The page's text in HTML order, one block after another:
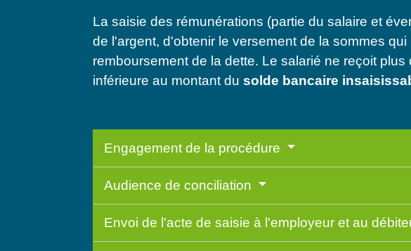
La saisie des rémunérations (partie du salaire et
de l'argent, d'obtenir le versement de la sommes
remboursement de la dette. Le salarié ne reçoit
inférieure au montant du solde bancaire
Engagement de la procédure
Audience de conciliation
Envoi de l'acte de saisie à l'employeur et au